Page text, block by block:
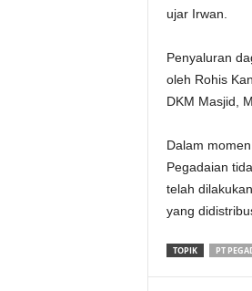
ujar Irwan.
Penyaluran
oleh Rohis
DKM Masjid,
Dalam
Pegadaian
telah
yang
TOPIK PT